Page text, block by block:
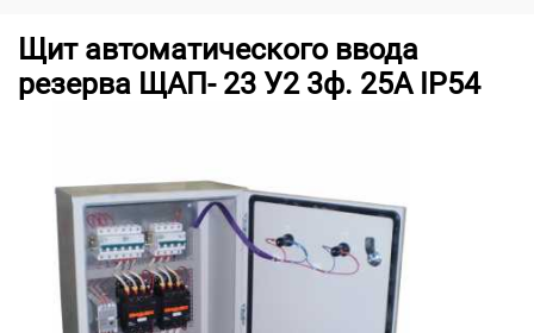
Щит автоматического ввода
резерва ЩАП- 23 У2 3ф. 25А IP54